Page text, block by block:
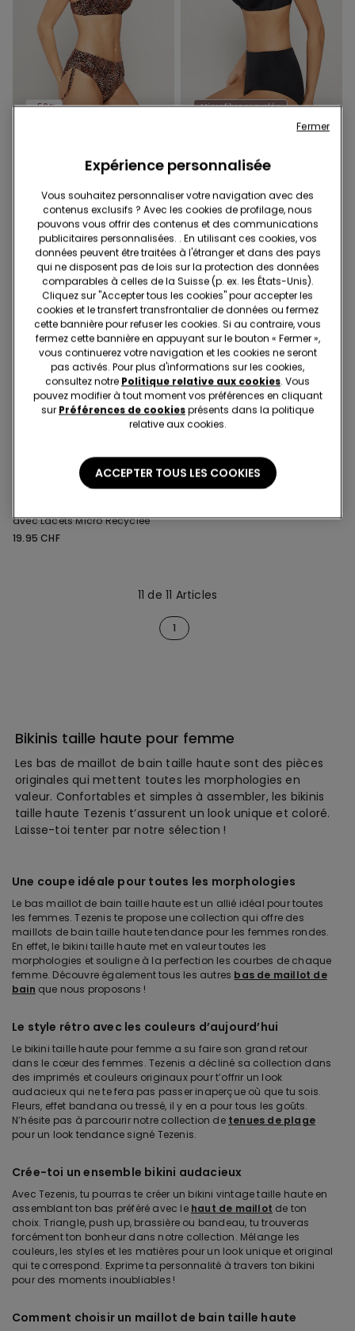
-50%
Bas de Bikini Taille Haute
Froncé Savage Sun
19.95 CHF
10.00 CHF-50%
Microfibre recyclée
Bas de Bikini Taille Haute
19.95 CHF
avec Lacets Micro Recyclée
19.95 CHF
11 de 11 Articles
1
Bikinis taille haute pour femme
Les bas de maillot de bain taille haute sont des pièces
originales qui mettent toutes les morphologies en
valeur. Confortables et simples à assembler, les bikinis
taille haute Tezenis t’assurent un look unique et coloré.
Laisse-toi tenter par notre sélection !
Une coupe idéale pour toutes les morphologies
Le bas maillot de bain taille haute est un allié idéal pour toutes
les femmes. Tezenis te propose une collection qui offre des
maillots de bain taille haute tendance pour les femmes rondes.
En effet, le bikini taille haute met en valeur toutes les
morphologies et souligne à la perfection les courbes de chaque
femme. Découvre également tous les autres bas de maillot de
bain que nous proposons !
Le style rétro avec les couleurs d’aujourd’hui
Le bikini taille haute pour femme a su faire son grand retour
dans le cœur des femmes. Tezenis a décliné sa collection dans
des imprimés et couleurs originaux pour t’offrir un look
audacieux qui ne te fera pas passer inaperçue où que tu sois.
Fleurs, effet bandana ou tressé, il y en a pour tous les goûts.
N’hésite pas à parcourir notre collection de tenues de plage
pour un look tendance signé Tezenis.
Crée-toi un ensemble bikini audacieux
Avec Tezenis, tu pourras te créer un bikini vintage taille haute en
assemblant ton bas préféré avec le haut de maillot de ton
choix. Triangle, push up, brassière ou bandeau, tu trouveras
forcément ton bonheur dans notre collection. Mélange les
couleurs, les styles et les matières pour un look unique et original
qui te correspond. Exprime ta personnalité à travers ton bikini
pour des moments inoubliables !
Comment choisir un maillot de bain taille haute
Expérience personnalisée
Vous souhaitez personnaliser votre navigation avec des
contenus exclusifs ? Avec les cookies de profilage, nous
pouvons vous offrir des contenus et des communications
publicitaires personnalisées. . En utilisant ces cookies, vos
données peuvent être traitées à l'étranger et dans des pays
qui ne disposent pas de lois sur la protection des données
comparables à celles de la Suisse (p. ex. les États-Unis).
Cliquez sur "Accepter tous les cookies" pour accepter les
cookies et le transfert transfrontalier de données ou fermez
cette bannière pour refuser les cookies. Si au contraire, vous
fermez cette bannière en appuyant sur le bouton « Fermer »,
vous continuerez votre navigation et les cookies ne seront
pas activés. Pour plus d'informations sur les cookies,
consultez notre Politique relative aux cookies. Vous
pouvez modifier à tout moment vos préférences en cliquant
sur Préférences de cookiesprésents dans la politique
relative aux cookies.
ACCEPTER TOUS LES COOKIES
Fermer